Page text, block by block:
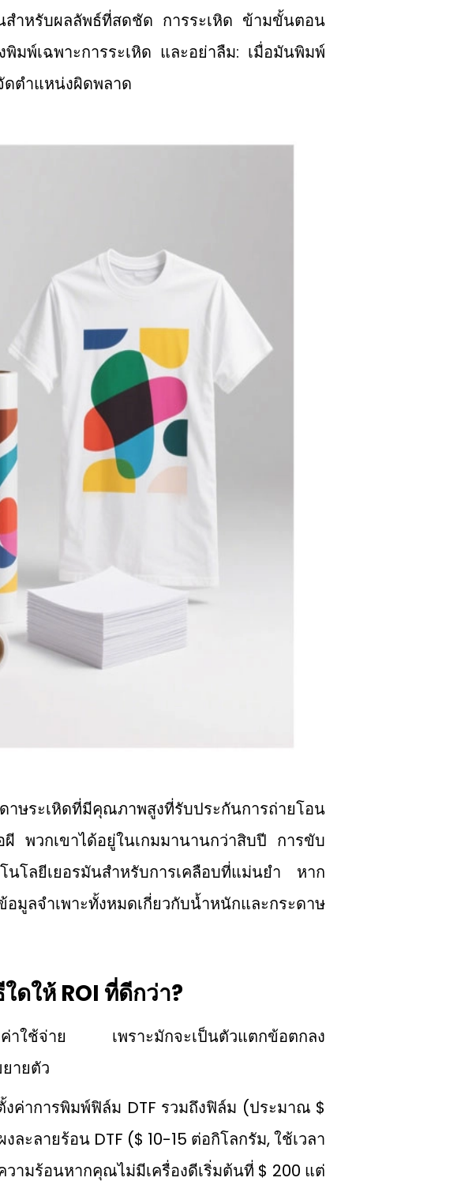
สําหรับผลลัพธ์ที่สดชัด การระเหิด ข้ามขั้นตอน
มพ์เฉพาะการระเหิด และอย่าลืม: เมื่อมันพิมพ์
ดตำแหน่งผิดพลาด
าษระเหิดที่มีคุณภาพสูงที่รับประกันการถ่ายโอน
พวกเขาได้อยู่ในเกมมานานกว่าสิบปี การขับ
นโลยีเยอรมันสำหรับการเคลือบที่แม่นยำ หาก
ลจำเพาะทั้งหมดเกี่ยวกับน้ำหนักและกระดาษ
ดให้ ROI ที่ดีกว่า?
บค่าใช้จ่าย เพราะมักจะเป็นตัวแตกข้อตกลง
ายตัว
งค่าการพิมพ์ฟิล์ม DTF รวมถึงฟิล์ม (ประมาณ $
ะลายร้อน DTF ($ 10-15 ต่อกิโลกรัม, ใช้เวลา
ามร้อนหากคุณไม่มีเครื่องดีเริ่มต้นที่ $ 200 แต่